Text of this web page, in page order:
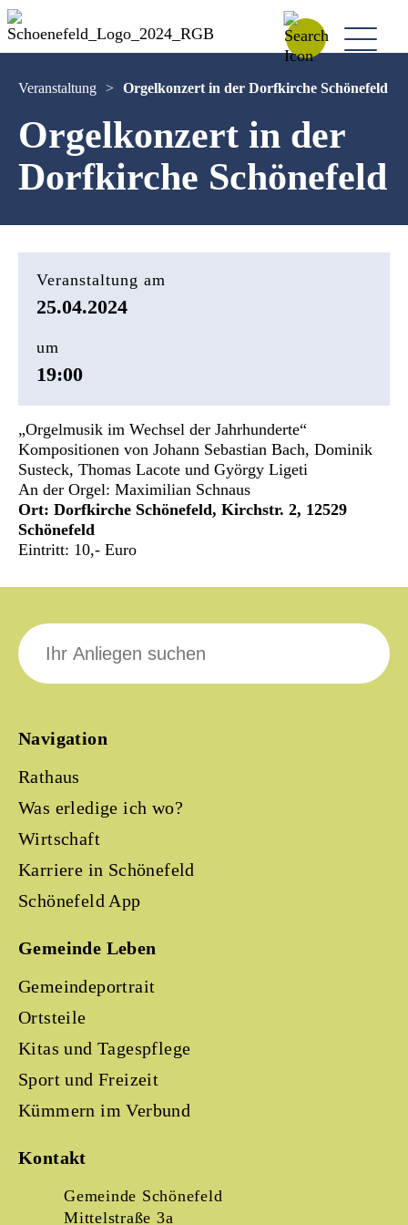
Veranstaltung > Orgelkonzert in der Dorfkirche Schönefeld
Orgelkonzert in der
Dorfkirche Schönefeld
Veranstaltung am
25.04.2024
um
19:00
„Orgelmusik im Wechsel der Jahrhunderte“
Kompositionen von Johann Sebastian Bach, Dominik
Susteck, Thomas Lacote und György Ligeti
An der Orgel: Maximilian Schnaus
Ort: Dorfkirche Schönefeld, Kirchstr. 2, 12529
Schönefeld
Eintritt: 10,- Euro
Navigation
Rathaus
Was erledige ich wo?
Wirtschaft
Karriere in Schönefeld
Schönefeld App
Gemeinde Leben
Gemeindeportrait
Ortsteile
Kitas und Tagespflege
Sport und Freizeit
Kümmern im Verbund
Kontakt
Gemeinde Schönefeld
Mittelstraße 3a
Suche
nach: